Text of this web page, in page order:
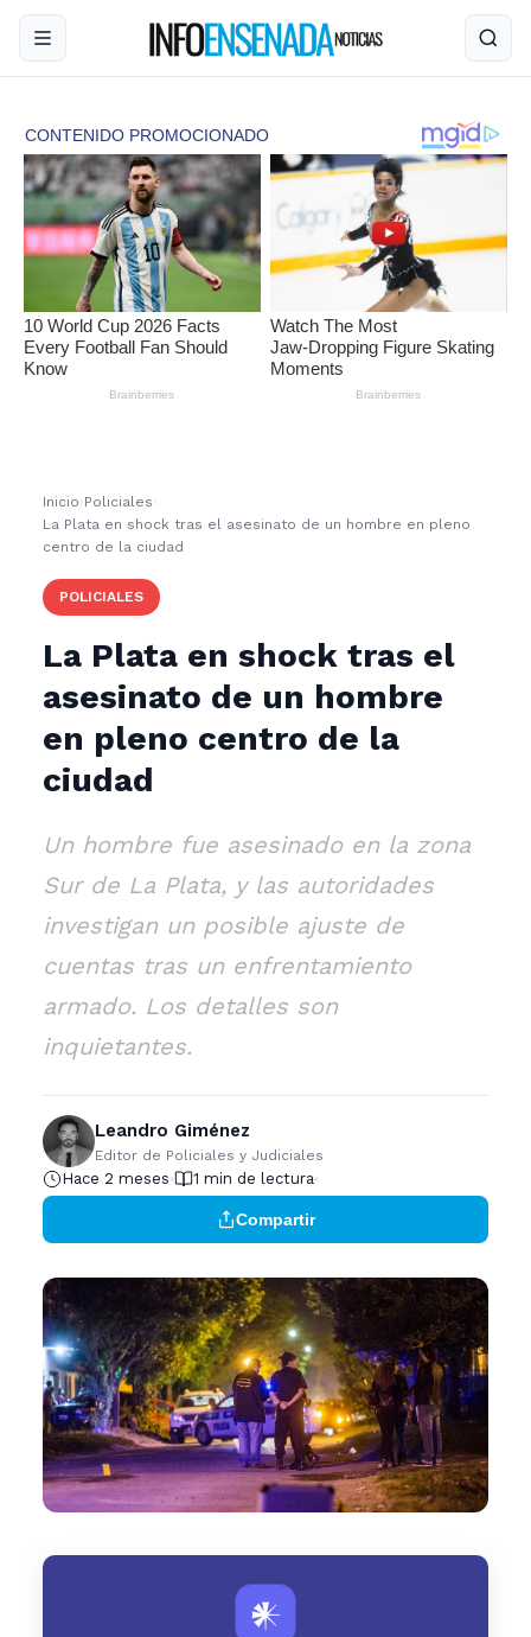
Inicio ›Policiales ›
La Plata en shock tras el asesinato de un hombre en pleno
centro de la ciudad
POLICIALES
La Plata en shock tras el
asesinato de un hombre
en pleno centro de la
ciudad
Un hombre fue asesinado en la zona
Sur de La Plata, y las autoridades
investigan un posible ajuste de
cuentas tras un enfrentamiento
armado. Los detalles son
inquietantes.
Leandro Giménez
Editor de Policiales y Judiciales
Hace 2 meses 1 min de lectura
Compartir
𒀭